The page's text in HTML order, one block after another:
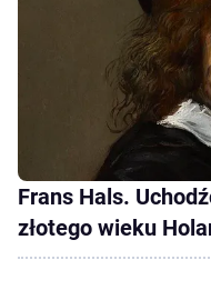
Frans Hals.
złotego wieku